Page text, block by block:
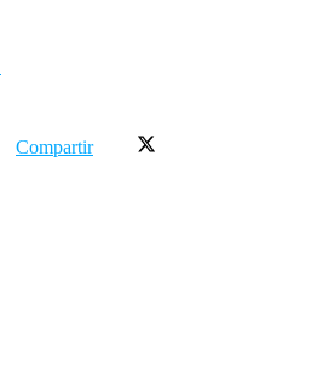
Compartir